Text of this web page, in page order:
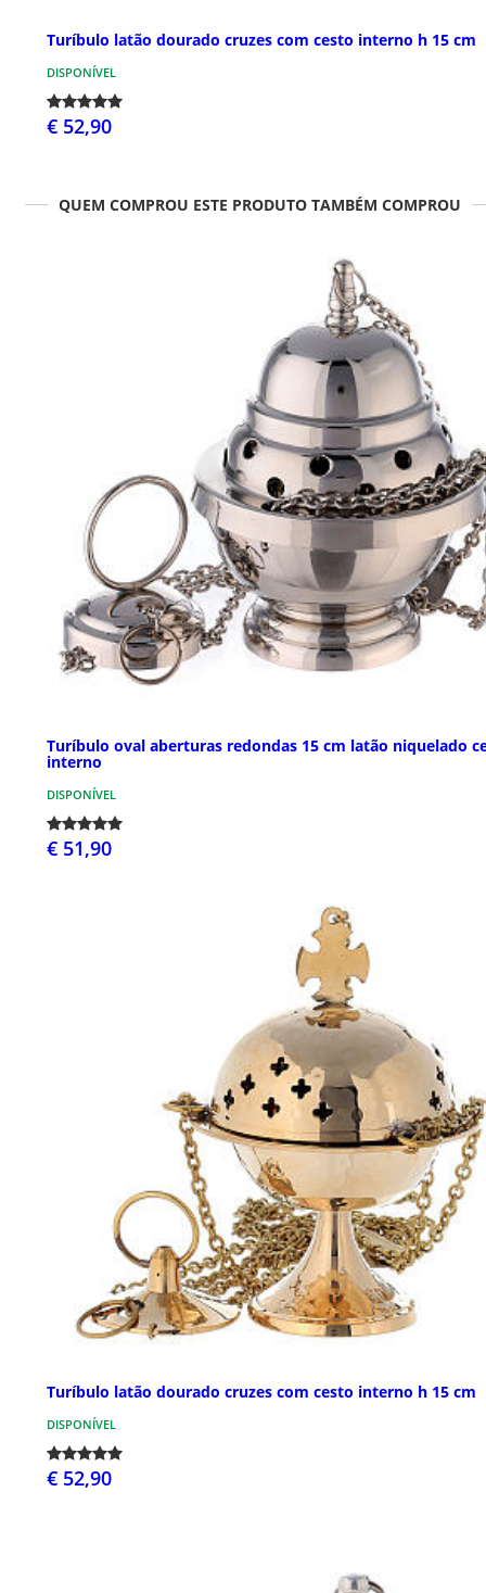
Turíbulo latão dourado cruzes com cesto interno h 15 cm
DISPONÍVEL
€ 52,90
QUEM COMPROU ESTE PRODUTO TAMBÉM COMPROU
Turíbulo oval aberturas redondas 15 cm latão niquelado
interno
DISPONÍVEL
€ 51,90
Turíbulo latão dourado cruzes com cesto interno h 15 cm
DISPONÍVEL
€ 52,90